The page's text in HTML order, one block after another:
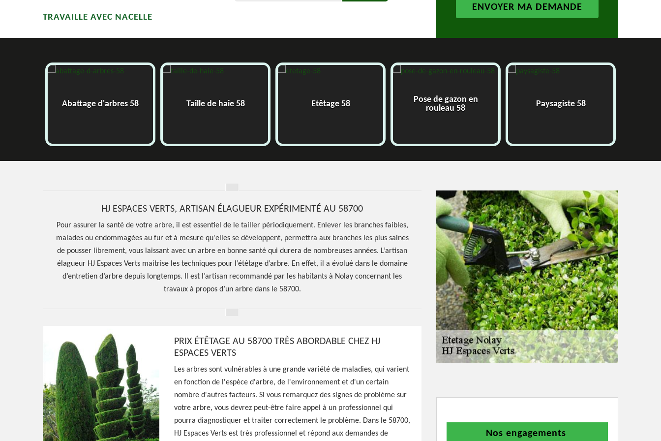
Hoerter Joseph Elagage 58
Spécialiste en étêtage
Nolay 58700
TRAVAILLE AVEC NACELLE
Abattage d'arbres 58 Taille de haie 58 Etêtage 58
Pose de gazon en
rouleau 58
Paysagiste 58
HJ ESPACES VERTS, ARTISAN ÉLAGUEUR EXPÉRIMENTÉ AU 58700
Pour assurer la santé de votre arbre, il est essentiel de le tailler périodiquement. Enlever les branches faibles,
malades ou endommagées au fur et à mesure qu'elles se développent, permettra aux branches les plus saines
de pousser librement, vous laissant avec un arbre en bonne santé qui durera de nombreuses années. L’artisan
élagueur HJ Espaces Verts maitrise les techniques pour l’étêtage d’arbre. En effet, il a évolué dans le domaine
d’entretien d’arbre depuis longtemps. Il est l’artisan recommandé par les habitants à Nolay concernant les
travaux à propos d’un arbre dans le 58700.
PRIX ÉTÊTAGE AU 58700 TRÈS ABORDABLE CHEZ HJ
ESPACES VERTS
Les arbres sont vulnérables à une grande variété de maladies, qui varient
en fonction de l'espèce d'arbre, de l'environnement et d'un certain
nombre d'autres facteurs. Si vous remarquez des signes de problème sur
votre arbre, vous devrez peut-être faire appel à un professionnel qui
pourra diagnostiquer et traiter correctement le problème. Dans le 58700,
HJ Espaces Verts est très professionnel et répond aux demandes de
Nos engagements